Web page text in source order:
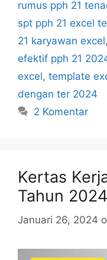
rumus pph 21
spt pph 21 excel
21 karyawan excel,
efektif pph 21
excel, template
dengan ter 2024
2 Komentar
Kertas
Tahun 2024
Januari 26, 2024